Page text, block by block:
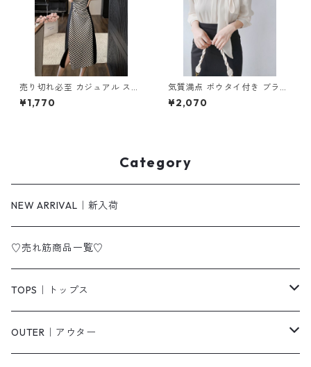
売り切れ必至 カジュアル スト
ライプ柄 切り替え ワンピース
m-277
¥1,770
気質満点 ボウタイ付き ブラウ
ス m-282
¥2,070
Category
NEW ARRIVAL｜新入荷
♡売れ筋商品一覧♡
TOPS｜トップス
Tシャツ/カットソー
OUTER｜アウター